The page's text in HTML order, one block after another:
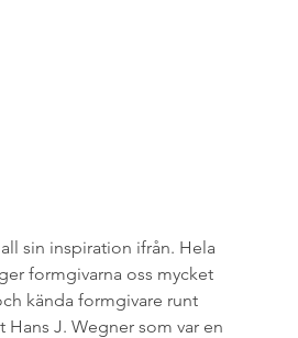
sin inspiration ifrån. Hela
formgivarna oss mycket
kända formgivare runt
Hans J. Wegner som var en